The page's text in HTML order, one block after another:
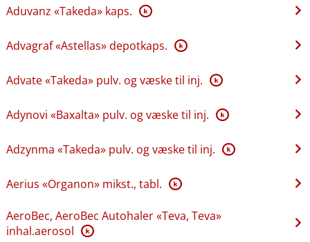
Aduvanz «Takeda» kaps. K
Advagraf «Astellas» depotkaps. K
Advate «Takeda» pulv. og væske til inj. K
Adynovi «Baxalta» pulv. og væske til inj. K
Adzynma «Takeda» pulv. og væske til inj. K
Aerius «Organon» mikst., tabl. K
AeroBec, AeroBec Autohaler «Teva, Teva»
inhal.aerosol K